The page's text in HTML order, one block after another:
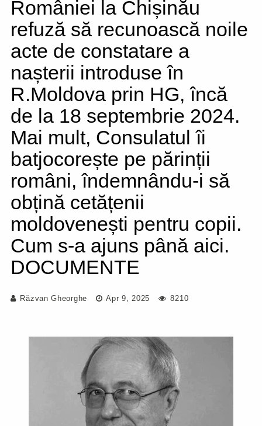
României la Chișinău
refuză să recunoască noile
acte de constatare a
nașterii introduse în
R.Moldova prin HG, încă
de la 18 septembrie 2024.
Mai mult, Consulatul îi
batjocorește pe părinții
români, îndemnându-i să
obțină cetățenii
moldovenești pentru copii.
Cum s-a ajuns până aici.
DOCUMENTE
Răzvan Gheorghe Apr 9, 2025 8210